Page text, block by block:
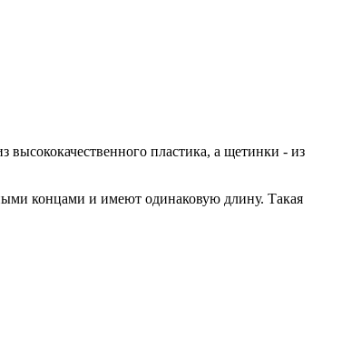
высококачественного пластика, а щетинки - из
концами и имеют одинаковую длину. Такая